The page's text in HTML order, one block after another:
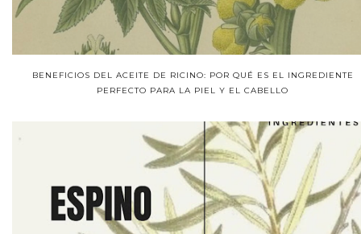
BENEFICIOS DEL ACEITE DE RICINO: POR QUÉ ES EL INGREDIENTE
PERFECTO PARA LA PIEL Y EL CABELLO